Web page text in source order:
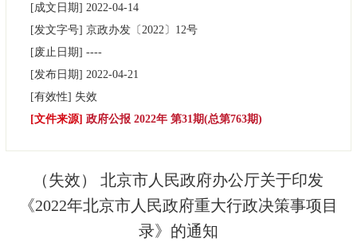
政务公开
市领导
政策兑现 政策解读
决策公开 专题公开
政务服务
[成文日期] 2022-04-14
[发文字号] 京政办发〔2022〕 12号
[废止日期] ----
[发布日期] 2022-04-21
[有效性] 失效
[文件来源] 政府公报 2022年 第31期(总第763期)
（失效） 北京市人民政府办公厅关于印发
《2022年北京市人民政府重大行政决策事项目
录》的通知